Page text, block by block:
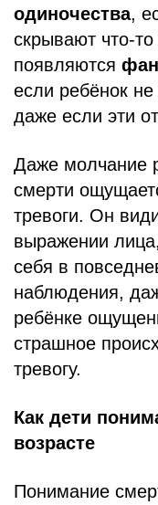
одиночества,
скрывают что-
появляются
если ребёнок не
даже если эти
Даже молчание
смерти
тревоги. Он
выражении
себя в
наблюдения,
ребёнке
страшное
тревогу.
Как дети
возрасте
Понимание